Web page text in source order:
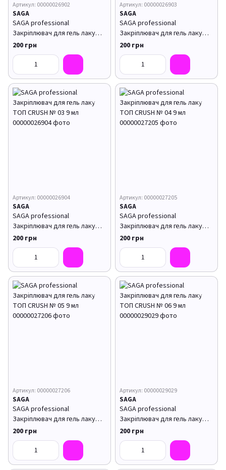
Артикул: 00000026902
SAGA
SAGA professional
Закріплювач для гель лаку
ТОП CRUSH № 01 9 мл
200 грн
Артикул: 00000026903
SAGA
SAGA professional
Закріплювач для гель лаку
ТОП CRUSH № 02 9 мл
200 грн
Артикул: 00000026904
SAGA
SAGA professional
Закріплювач для гель лаку
ТОП CRUSH № 03 9 мл
200 грн
Артикул: 00000027205
SAGA
SAGA professional
Закріплювач для гель лаку
ТОП CRUSH № 04 9 мл
200 грн
Артикул: 00000027206
SAGA
SAGA professional
Закріплювач для гель лаку
ТОП CRUSH № 05 9 мл
200 грн
Артикул: 00000029029
SAGA
SAGA professional
Закріплювач для гель лаку
ТОП CRUSH № 06 9 мл
200 грн